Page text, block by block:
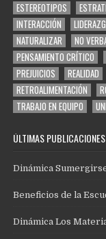
ESTEREOTIPOS
INTERACCIÓN
NATURALIZAR
NO
PENSAMIENTO CRÍTICO
PREJUICIOS
REALIDAD
RETROALIMENTACIÓN
TRABAJO EN EQUIPO
ÚLTIMAS PUBLICACIONES
Dinámica
Beneficios de la
Dinámica Los